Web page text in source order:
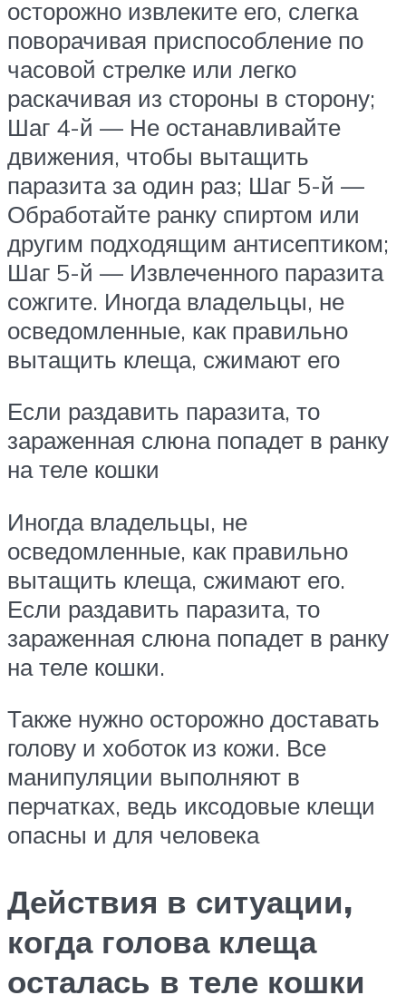
осторожно извлеките его, слегка
поворачивая приспособление по
часовой стрелке или легко
раскачивая из стороны в сторону;
Шаг 4-й — Не останавливайте
движения, чтобы вытащить
паразита за один раз; Шаг 5-й —
Обработайте ранку спиртом или
другим подходящим антисептиком;
Шаг 5-й — Извлеченного паразита
сожгите. Иногда владельцы, не
осведомленные, как правильно
вытащить клеща, сжимают его
Если раздавить паразита, то
зараженная слюна попадет в ранку
на теле кошки
Иногда владельцы, не
осведомленные, как правильно
вытащить клеща, сжимают его.
Если раздавить паразита, то
зараженная слюна попадет в ранку
на теле кошки.
Также нужно осторожно доставать
голову и хоботок из кожи. Все
манипуляции выполняют в
перчатках, ведь иксодовые клещи
опасны и для человека
Действия в ситуации,
когда голова клеща
осталась в теле кошки